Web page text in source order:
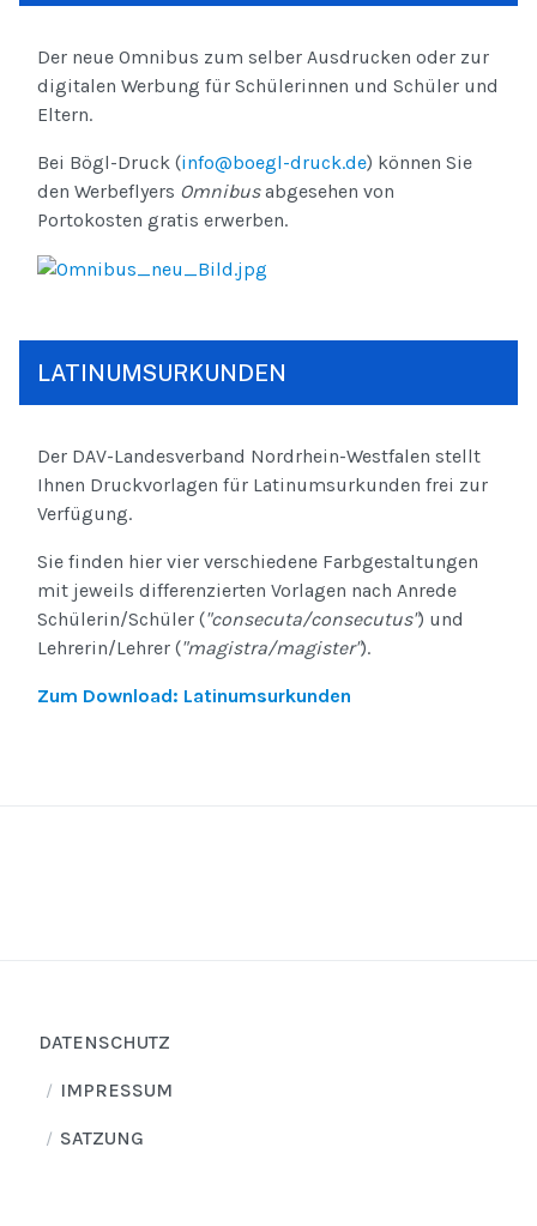
Der neue Omnibus zum selber Ausdrucken oder zur
digitalen Werbung für Schülerinnen und Schüler und
Eltern.
Bei Bögl-Druck (info@boegl-druck.de) können Sie
den Werbeflyers Omnibusabgesehen von
Portokosten gratis erwerben.
LATINUMSURKUNDEN
Der DAV-Landesverband Nordrhein-Westfalen stellt
Ihnen Druckvorlagen für Latinumsurkunden frei zur
Verfügung.
Sie finden hier vier verschiedene Farbgestaltungen
mit jeweils differenzierten Vorlagen nach Anrede
Schülerin/Schüler ("consecuta/consecutus") und
Lehrerin/Lehrer ("magistra/magister").
Zum Download: Latinumsurkunden
DATENSCHUTZ
IMPRESSUM
SATZUNG